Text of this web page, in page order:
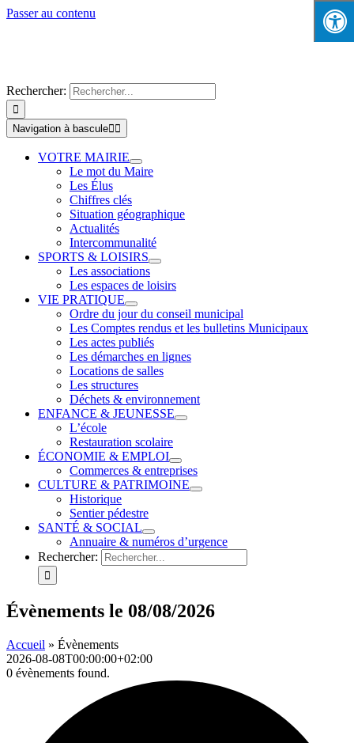
Passer au contenu
Rechercher:
Navigation à bascule
VOTRE MAIRIE
Le mot du Maire
Les Élus
Chiffres clés
Situation géographique
Actualités
Intercommunalité
SPORTS & LOISIRS
Les associations
Les espaces de loisirs
VIE PRATIQUE
Ordre du jour du conseil municipal
Les Comptes rendus et les bulletins Municipaux
Les actes publiés
Les démarches en lignes
Locations de salles
Les structures
Déchets & environnement
ENFANCE & JEUNESSE
L’école
Restauration scolaire
ÉCONOMIE & EMPLOI
Commerces & entreprises
CULTURE & PATRIMOINE
Historique
Sentier pédestre
SANTÉ & SOCIAL
Annuaire & numéros d’urgence
Rechercher:
Évènements le 08/08/2026
Accueil » Évènements
2026-08-08T00:00:00+02:00
0 évènements found.